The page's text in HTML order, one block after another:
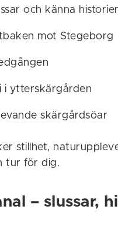
och känna
mot Stegeborg
i ytterskärgården
skärgårdsöar
stillhet,
tur för dig.
– slussar,